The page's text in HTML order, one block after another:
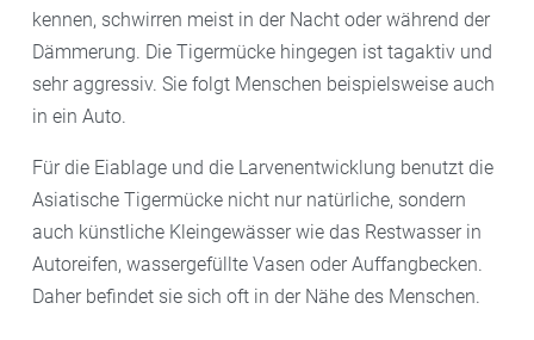
kennen, schwirren meist in der Nacht oder während der
Dämmerung. Die Tigermücke hingegen ist tagaktiv und
sehr aggressiv. Sie folgt Menschen beispielsweise auch
in ein Auto.
Für die Eiablage und die Larvenentwicklung benutzt die
Asiatische Tigermücke nicht nur natürliche, sondern
auch künstliche Kleingewässer wie das Restwasser in
Autoreifen, wassergefüllte Vasen oder Auffangbecken.
Daher befindet sie sich oft in der Nähe des Menschen.